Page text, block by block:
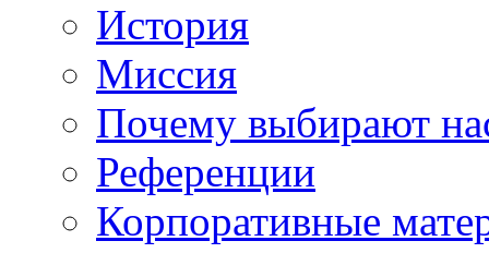
История
Миссия
Почему выбирают
Референции
Корпоративные